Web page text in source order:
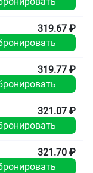
не
319.67 ₽
319.77 ₽
321.07 ₽
321.70 ₽